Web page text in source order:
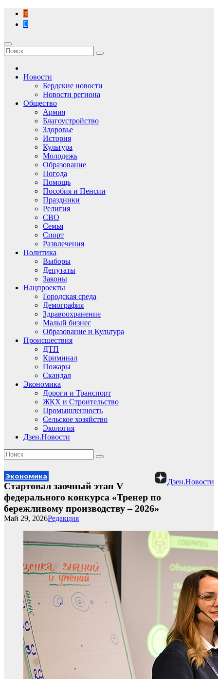
Перейти
содержимому
Новости
Бердские новости
Новости региона
Общество
Армия
Благоустройство
Здоровье
История
Культура
Молодежь
Образование
Погода
Помощь
Пособия и Пенсии
Праздники
Религия
СВО
Семья
Спорт
Развлечения
Политика
Выборы
Депутаты
Законы
Нацпроекты
Городская среда
Демография
Здравоохранение
Малый бизнес
Образование и Культура
Происшествия
ДТП
Криминал
Пожары
Скандал
Экономика
Дороги и Транспорт
ЖКХ и Строительство
Промышленность
Сельское хозяйство
Экология
Дзен.Новости
Дзен.Новости
Экономика
Стартовал заочный этап V
федерального конкурса «Тренер по
бережливому производству – 2026»
Редакция
Май 29, 2026